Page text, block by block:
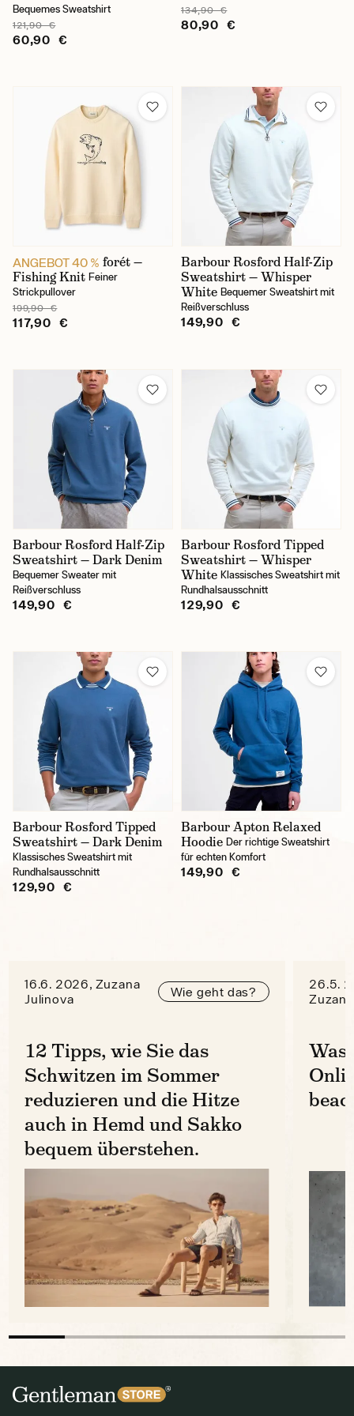
Bequemes Sweatshirt
121,90 €
60,90 €
134,90 €
80,90 €
ANGEBOT 40 % forét —
Fishing Knit Feiner
Strickpullover
199,90 €
117,90 €
Barbour Rosford Half-Zip
Sweatshirt — Whisper
White Bequemer Sweatshirt mit
Reißverschluss
149,90 €
Barbour Rosford Half-Zip
Sweatshirt — Dark Denim
Bequemer Sweater mit
Reißverschluss
149,90 €
Barbour Rosford Tipped
Sweatshirt — Whisper
White Klassisches Sweatshirt mit
Rundhalsausschnitt
129,90 €
Barbour Rosford Tipped
Sweatshirt — Dark Denim
Klassisches Sweatshirt mit
Rundhalsausschnitt
129,90 €
Barbour Apton Relaxed
Hoodie Der richtige Sweatshirt
für echten Komfort
149,90 €
16.6. 2026, Zuzana
Julinova
Wie geht das?
12 Tipps, wie Sie das
Schwitzen im Sommer
reduzieren und die Hitze
auch in Hemd und Sakko
bequem überstehen.
26.5.
Was